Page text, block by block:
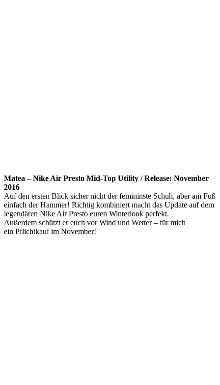
Matea – Nike Air Presto Mid-Top Utility / Release: November
2016
Auf den ersten Blick sicher nicht der femininste Schuh, aber am Fuß
einfach der Hammer! Richtig kombiniert macht das Update auf dem
legendären Nike Air Presto euren Winterlook perfekt.
Außerdem schützt er euch vor Wind und Wetter – für mich
ein Pflichtkauf im November!